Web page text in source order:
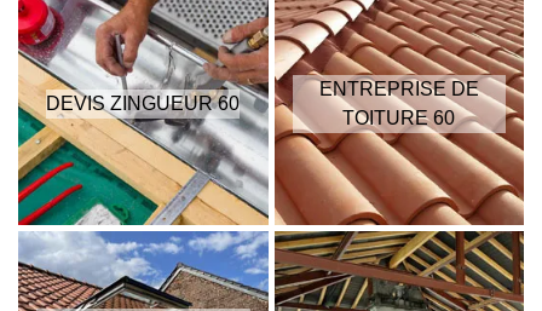
DEVIS ZINGUEUR 60
ENTREPRISE DE
TOITURE 60